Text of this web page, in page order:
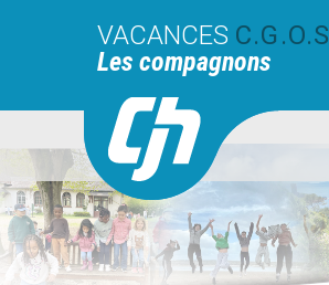
VACANCES C.G.O.S
Les compagnons